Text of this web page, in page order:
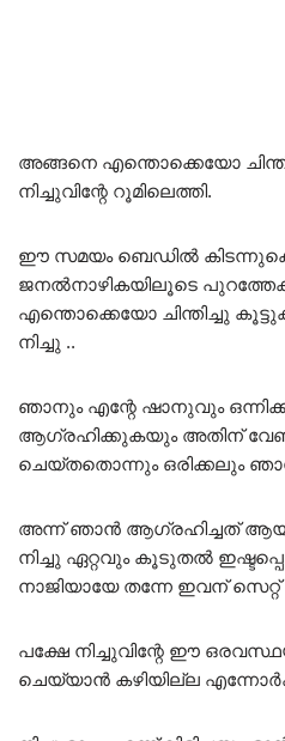
അങ്ങനെ എന്തൊക്കെയോ
നിച്ചുവിന്റേ റൂമിലെത്തി.
ഈ സമയം ബെഡിൽ
ജനൽനാഴികയിലൂടെ
എന്തൊക്കെയോ ചിന്തിച്ചു
നിച്ചു ..
ഞാനും എന്റേ ഷാനുവും
ആഗ്രഹിക്കുകയും അതിന്
ചെയ്തതൊന്നും ഒരിക്കലും
അന്ന് ഞാൻ ആഗ്രഹിച്ചത്
നിച്ചു ഏറ്റവും കൂടുതൽ
നാജിയായേ തന്നേ ഇവന്
പക്ഷേ നിച്ചുവിന്റേ ഈ
ചെയ്യാൻ കഴിയില്ല